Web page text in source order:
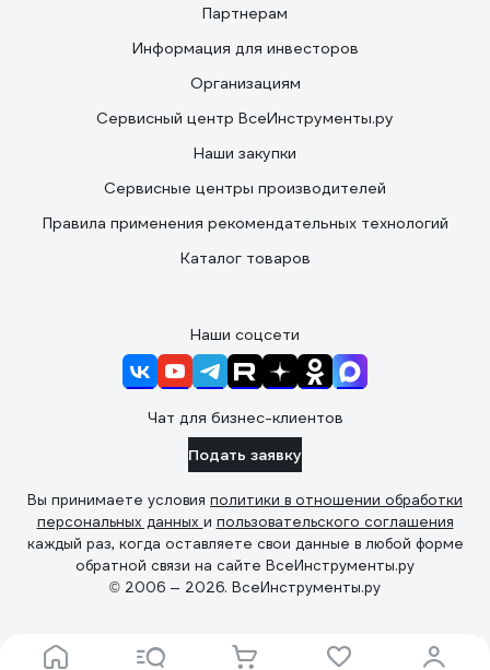
Партнерам
Информация для инвесторов
Организациям
Сервисный центр ВсеИнструменты.ру
Наши закупки
Сервисные центры производителей
Правила применения рекомендательных технологий
Каталог товаров
Наши соцсети
Чат для бизнес-клиентов
Подать заявку
Вы принимаете условия политики в отношении обработки
персональных данных и пользовательского соглашения
каждый раз, когда оставляете свои данные в любой форме
обратной связи на сайте ВсеИнструменты.ру
© 2006 — 2026. ВсеИнструменты.ру